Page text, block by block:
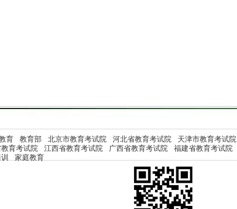
育 教育部 北京市教育考试院 河北省教育考试院 天津市教育考试院
育考试院 江西省教育考试院 广西省教育考试院 福建省教育考试院
家庭教育